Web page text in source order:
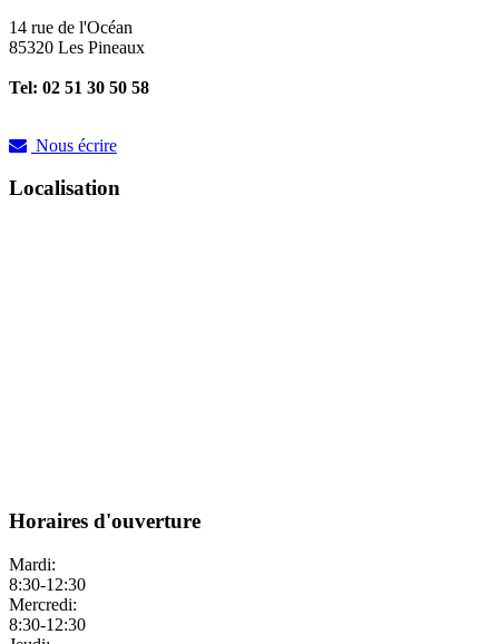
14 rue de l'Océan
85320 Les Pineaux
Tel: 02 51 30 50 58
Nous écrire
Localisation
Horaires d'ouverture
Mardi:
8:30-12:30
Mercredi:
8:30-12:30